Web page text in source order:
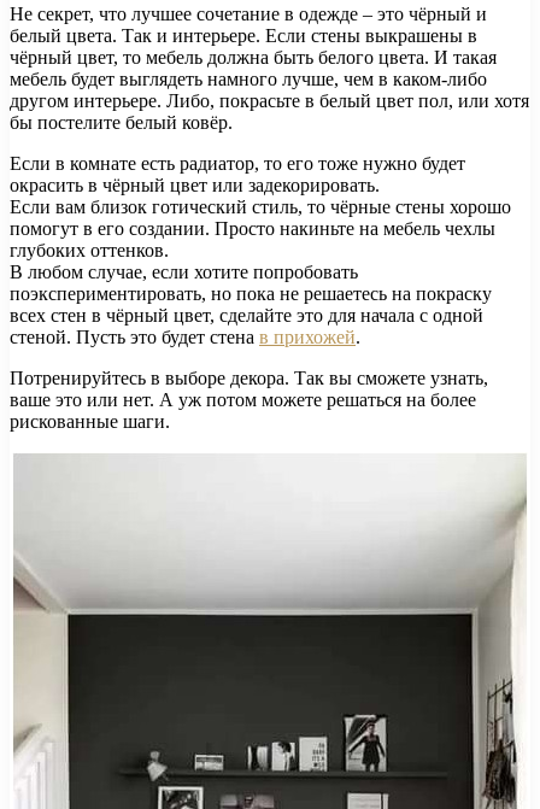
Не секрет, что лучшее сочетание в одежде – это чёрный и
белый цвета. Так и интерьере. Если стены выкрашены в
чёрный цвет, то мебель должна быть белого цвета. И такая
мебель будет выглядеть намного лучше, чем в каком-либо
другом интерьере. Либо, покрасьте в белый цвет пол, или хотя
бы постелите белый ковёр.
Если в комнате есть радиатор, то его тоже нужно будет
окрасить в чёрный цвет или задекорировать.
Если вам близок готический стиль, то чёрные стены хорошо
помогут в его создании. Просто накиньте на мебель чехлы
глубоких оттенков.
В любом случае, если хотите попробовать
поэкспериментировать, но пока не решаетесь на покраску
всех стен в чёрный цвет, сделайте это для начала с одной
стеной. Пусть это будет стена в прихожей.
Потренируйтесь в выборе декора. Так вы сможете узнать,
ваше это или нет. А уж потом можете решаться на более
рискованные шаги.